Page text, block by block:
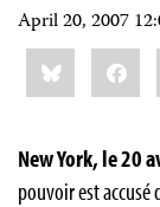
April 20, 2007
Share
this:Bluesky
New York, le
pouvoir est accusé